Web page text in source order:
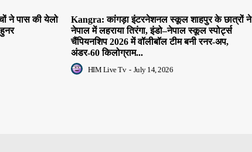
ने पास की येलो
Kangra: कांगड़ा इंटरनेशनल स्कूल शाहपुर के छात्रों ने
नेपाल में लहराया तिरंगा, इंडो–नेपाल स्कूल स्पोर्ट्स
चैंपियनशिप 2026 में वॉलीबॉल टीम बनी रनर-अप,
अंडर-60 किलोग्राम...
HIM Live Tv - July 14, 2026